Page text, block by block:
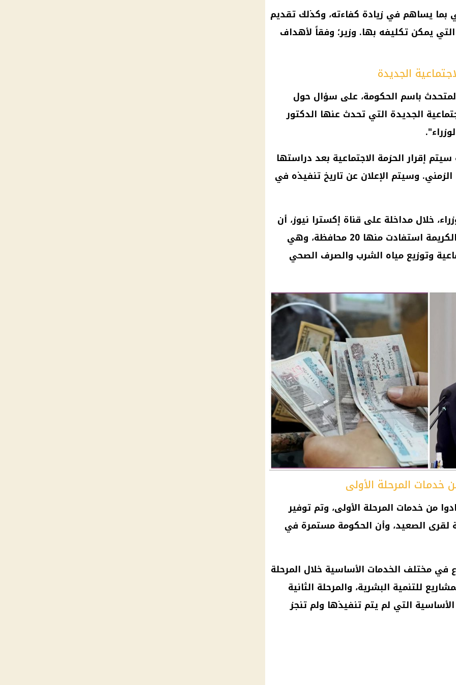
بما يساهم في زيادة كفاءته، وكذلك تقديم
يمكن تكليفه بها. وزير؛ وفقاً لأهداف
الجديدة
باسم الحكومة، على سؤال حول
الجديدة التي تحدث عنها الدكتور
".
سيتم إقرارالحزمة الاجتماعية بعد دراستها
وسيتم الإعلان عن تاريخ تنفيذه في
، خلال مداخلة على قناة إكسترا نيوز، أن
المرحلة الأولى من برنامج الحياة الكريمة استفادت منها 20 محافظة، وهي
وتوزيع مياه الشرب والصرف الصحي
خدمات المرحلة الأولى
من خدمات المرحلة الأولى، وتم توفير
الحكومة مستمرة في
27 ألف مشروع في مختلف الخدمات الأساسية خلال المرحلة
المشاريع للتنمية البشرية، والمرحلة الثانية
التي لم يتم تنفيذها ولم تنجز